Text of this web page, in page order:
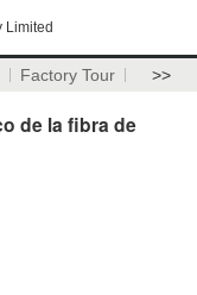
Limited
Factory Tour >>
de la fibra de